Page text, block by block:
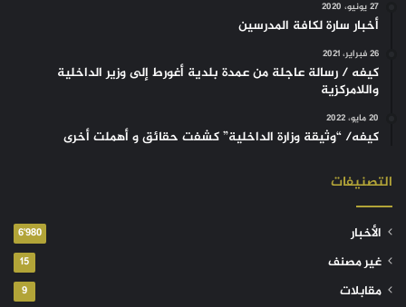
27 يونيو، 2020
أخبار سارة لكافة المدرسين
26 فبراير، 2021
كيفه / رسالة عاجلة من عمدة بلدية أغورط إلى وزير الداخلية
واللامركزية
20 مايو، 2022
كيفه/ “وثيقة وزارة الداخلية” كشفت حقائق و أهملت أخرى
التصنيفات
الأخبار 6٬980
غير مصنف 15
مقابلات 9